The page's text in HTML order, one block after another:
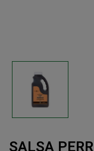
SALSA